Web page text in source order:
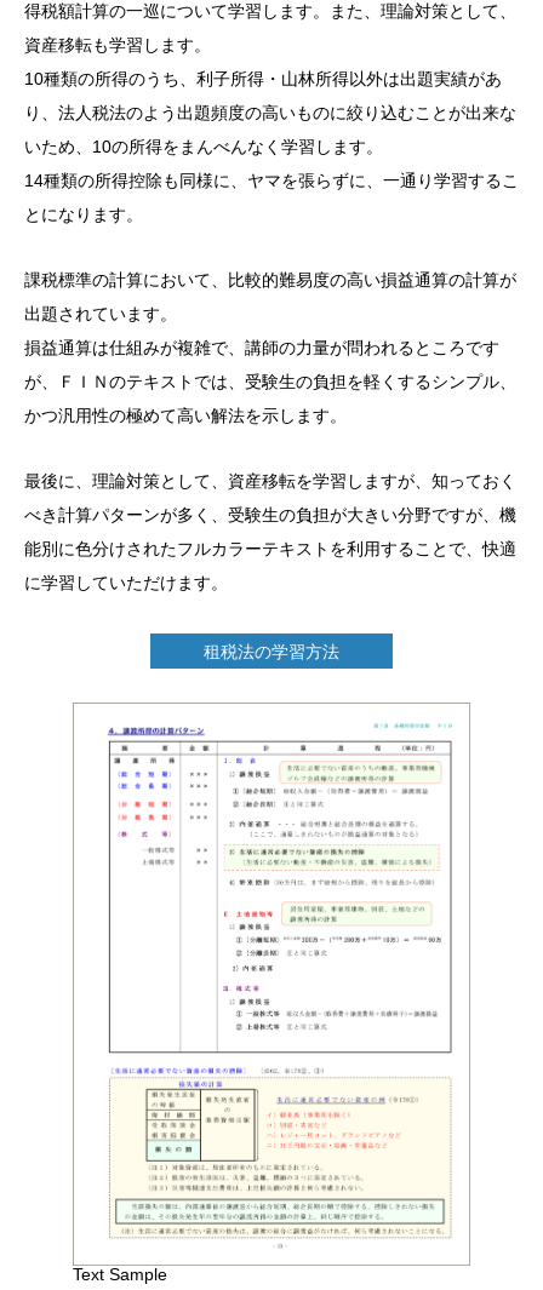
得税額計算の一巡について学習します。また、理論対策として、
資産移転も学習します。
10種類の所得のうち、利子所得・山林所得以外は出題実績があ
り、法人税法のよう出題頻度の高いものに絞り込むことが出来な
いため、10の所得をまんべんなく学習します。
14種類の所得控除も同様に、ヤマを張らずに、一通り学習するこ
とになります。
課税標準の計算において、比較的難易度の高い損益通算の計算が
出題されています。
損益通算は仕組みが複雑で、講師の力量が問われるところです
が、ＦＩＮのテキストでは、受験生の負担を軽くするシンプル、
かつ汎用性の極めて高い解法を示します。
最後に、理論対策として、資産移転を学習しますが、知っておく
べき計算パターンが多く、受験生の負担が大きい分野ですが、機
能別に色分けされたフルカラーテキストを利用することで、快適
に学習していただけます。
租税法の学習方法
Text Sample